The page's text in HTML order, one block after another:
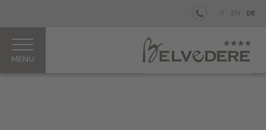
Your
private
Island
IT EN DE